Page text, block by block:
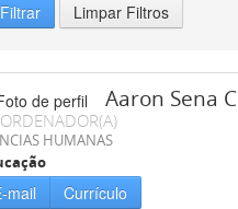
Filtrar Limpar Filtros
Aaron Sena
HUMANAS
mail Currículo